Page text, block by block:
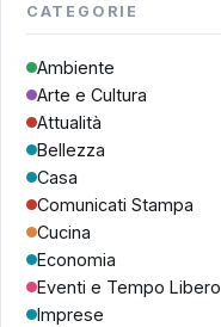
CATEGORIE
Ambiente
Arte e Cultura
Attualità
Bellezza
Casa
Comunicati Stampa
Cucina
Economia
Eventi e Tempo Libero
Imprese